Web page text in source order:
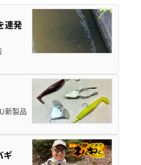
連発
新製品
ギ